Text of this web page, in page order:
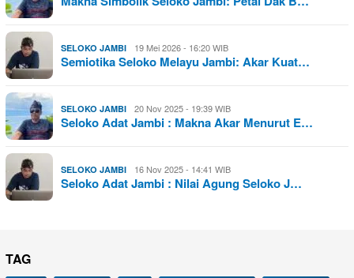
SELOKO JAMBI 19 Mei 2026 - 16:20 WIB
Semiotika Seloko Melayu Jambi: Akar Kuat…
SELOKO JAMBI 20 Nov 2025 - 19:39 WIB
Seloko Adat Jambi : Makna Akar Menurut E…
SELOKO JAMBI 16 Nov 2025 - 14:41 WIB
Seloko Adat Jambi : Nilai Agung Seloko J…
TAG